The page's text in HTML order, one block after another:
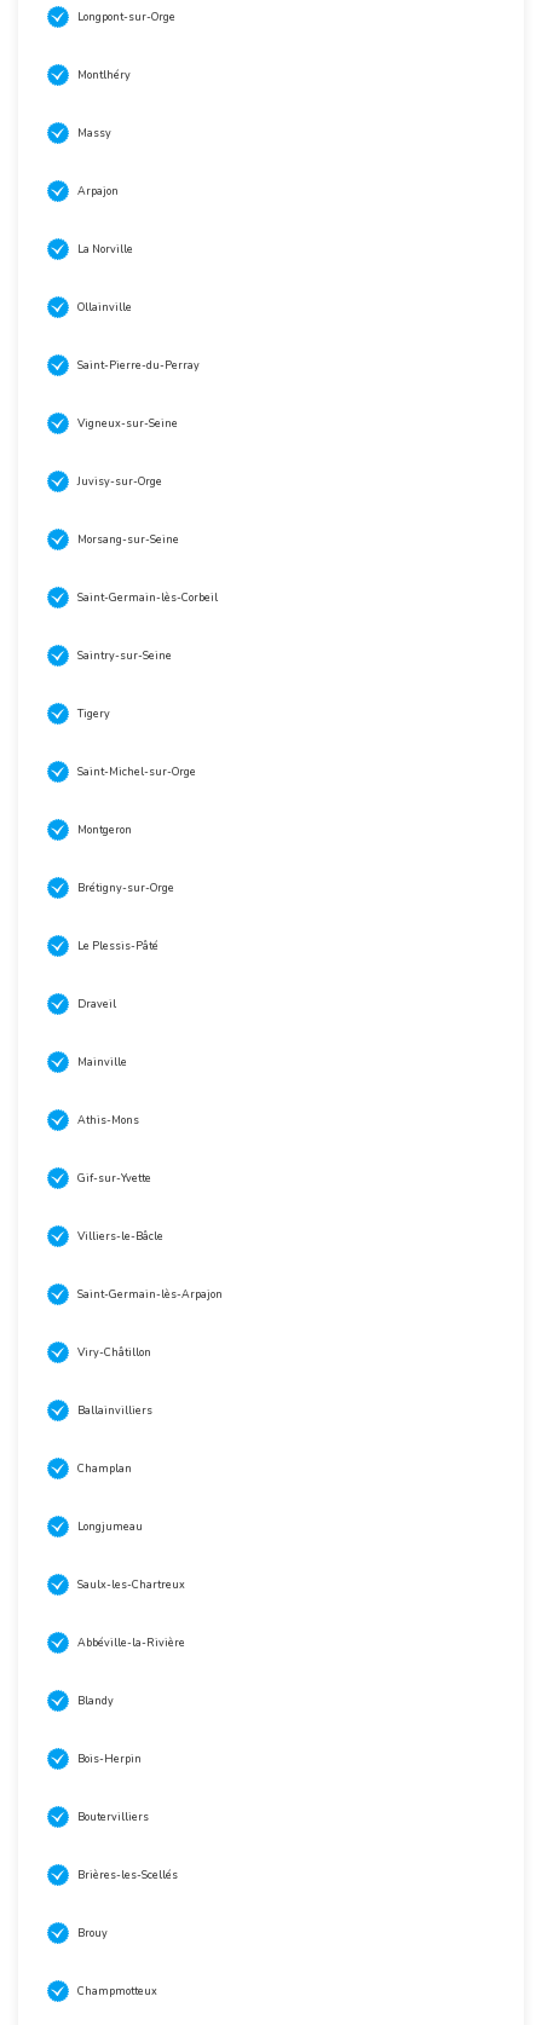
Longpont-sur-Orge
Montlhéry
Massy
Arpajon
La Norville
Ollainville
Saint-Pierre-du-Perray
Vigneux-sur-Seine
Juvisy-sur-Orge
Morsang-sur-Seine
Saint-Germain-lès-Corbeil
Saintry-sur-Seine
Tigery
Saint-Michel-sur-Orge
Montgeron
Brétigny-sur-Orge
Le Plessis-Pâté
Draveil
Mainville
Athis-Mons
Gif-sur-Yvette
Villiers-le-Bâcle
Saint-Germain-lès-Arpajon
Viry-Châtillon
Ballainvilliers
Champlan
Longjumeau
Saulx-les-Chartreux
Abbéville-la-Rivière
Blandy
Bois-Herpin
Boutervilliers
Brières-les-Scellés
Brouy
Champmotteux